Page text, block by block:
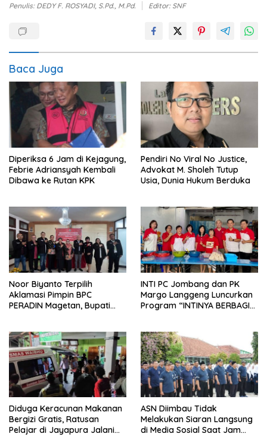
Penulis: DEDY F. ROSYADI, S.Pd., M.Pd. Editor: SNF
Baca Juga
Diperiksa 6 Jam di Kejagung,
Febrie Adriansyah Kembali
Dibawa ke Rutan KPK
Pendiri No Viral No Justice,
Advokat M. Sholeh Tutup
Usia, Dunia Hukum Berduka
Noor Biyanto Terpilih
Aklamasi Pimpin BPC
PERADIN Magetan, Bupati
INTI PC Jombang dan PK
Margo Langgeng Luncurkan
Program “INTINYA BERBAGI”,
Diduga Keracunan Makanan
Bergizi Gratis, Ratusan
Pelajar di Jayapura Jalani
ASN Diimbau Tidak
Melakukan Siaran Langsung
di Media Sosial Saat Jam